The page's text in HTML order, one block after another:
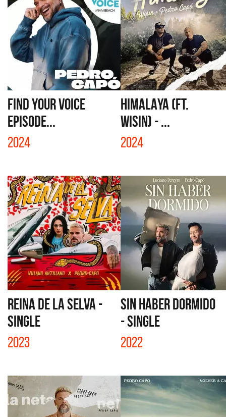
FIND YOUR VOICE
EPISODE...
2024
HIMALAYA (FT.
WISIN) - ...
2024
REINA DE LA SELVA -
SINGLE
2023
SIN HABER DORMIDO
- SINGLE
2022